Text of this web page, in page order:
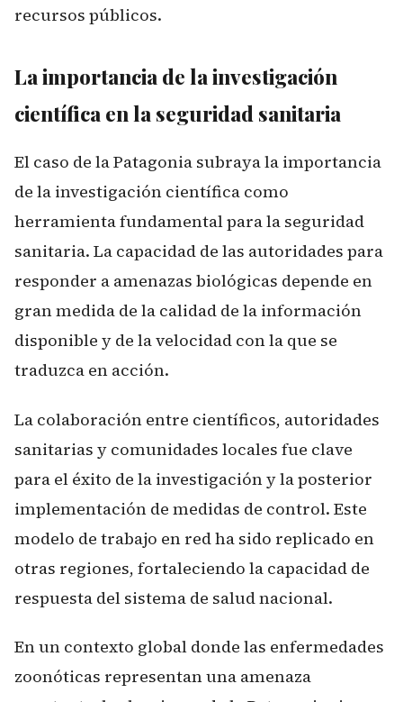
recursos públicos.
La importancia de la investigación
científica en la seguridad sanitaria
El caso de la Patagonia subraya la importancia
de la investigación científica como
herramienta fundamental para la seguridad
sanitaria. La capacidad de las autoridades para
responder a amenazas biológicas depende en
gran medida de la calidad de la información
disponible y de la velocidad con la que se
traduzca en acción.
La colaboración entre científicos, autoridades
sanitarias y comunidades locales fue clave
para el éxito de la investigación y la posterior
implementación de medidas de control. Este
modelo de trabajo en red ha sido replicado en
otras regiones, fortaleciendo la capacidad de
respuesta del sistema de salud nacional.
En un contexto global donde las enfermedades
zoonóticas representan una amenaza